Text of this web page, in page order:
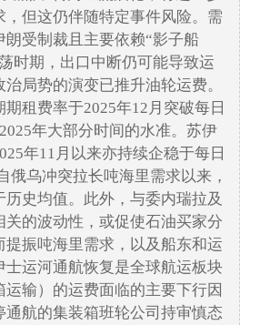
，但这仍伴随特定事件风险。需
朗受制裁且主要依赖“影子船
时期，出口中断仍可能导致运
局势的演变已推升油轮运费。
租费率于2025年12月突破每日
年大部分时间的水准。苏伊
年11月以来亦持续企稳于每日
俄乌冲突拉长吨海里需求以来，
历史均值。此外，与委内瑞拉及
关的波动性，或促使石油买家分
提振吨海里需求，以及船东和运
士运河通航恢复是全球航运板块
运输）的运费面临的主要下行因
通航的集装箱班轮公司持审慎态